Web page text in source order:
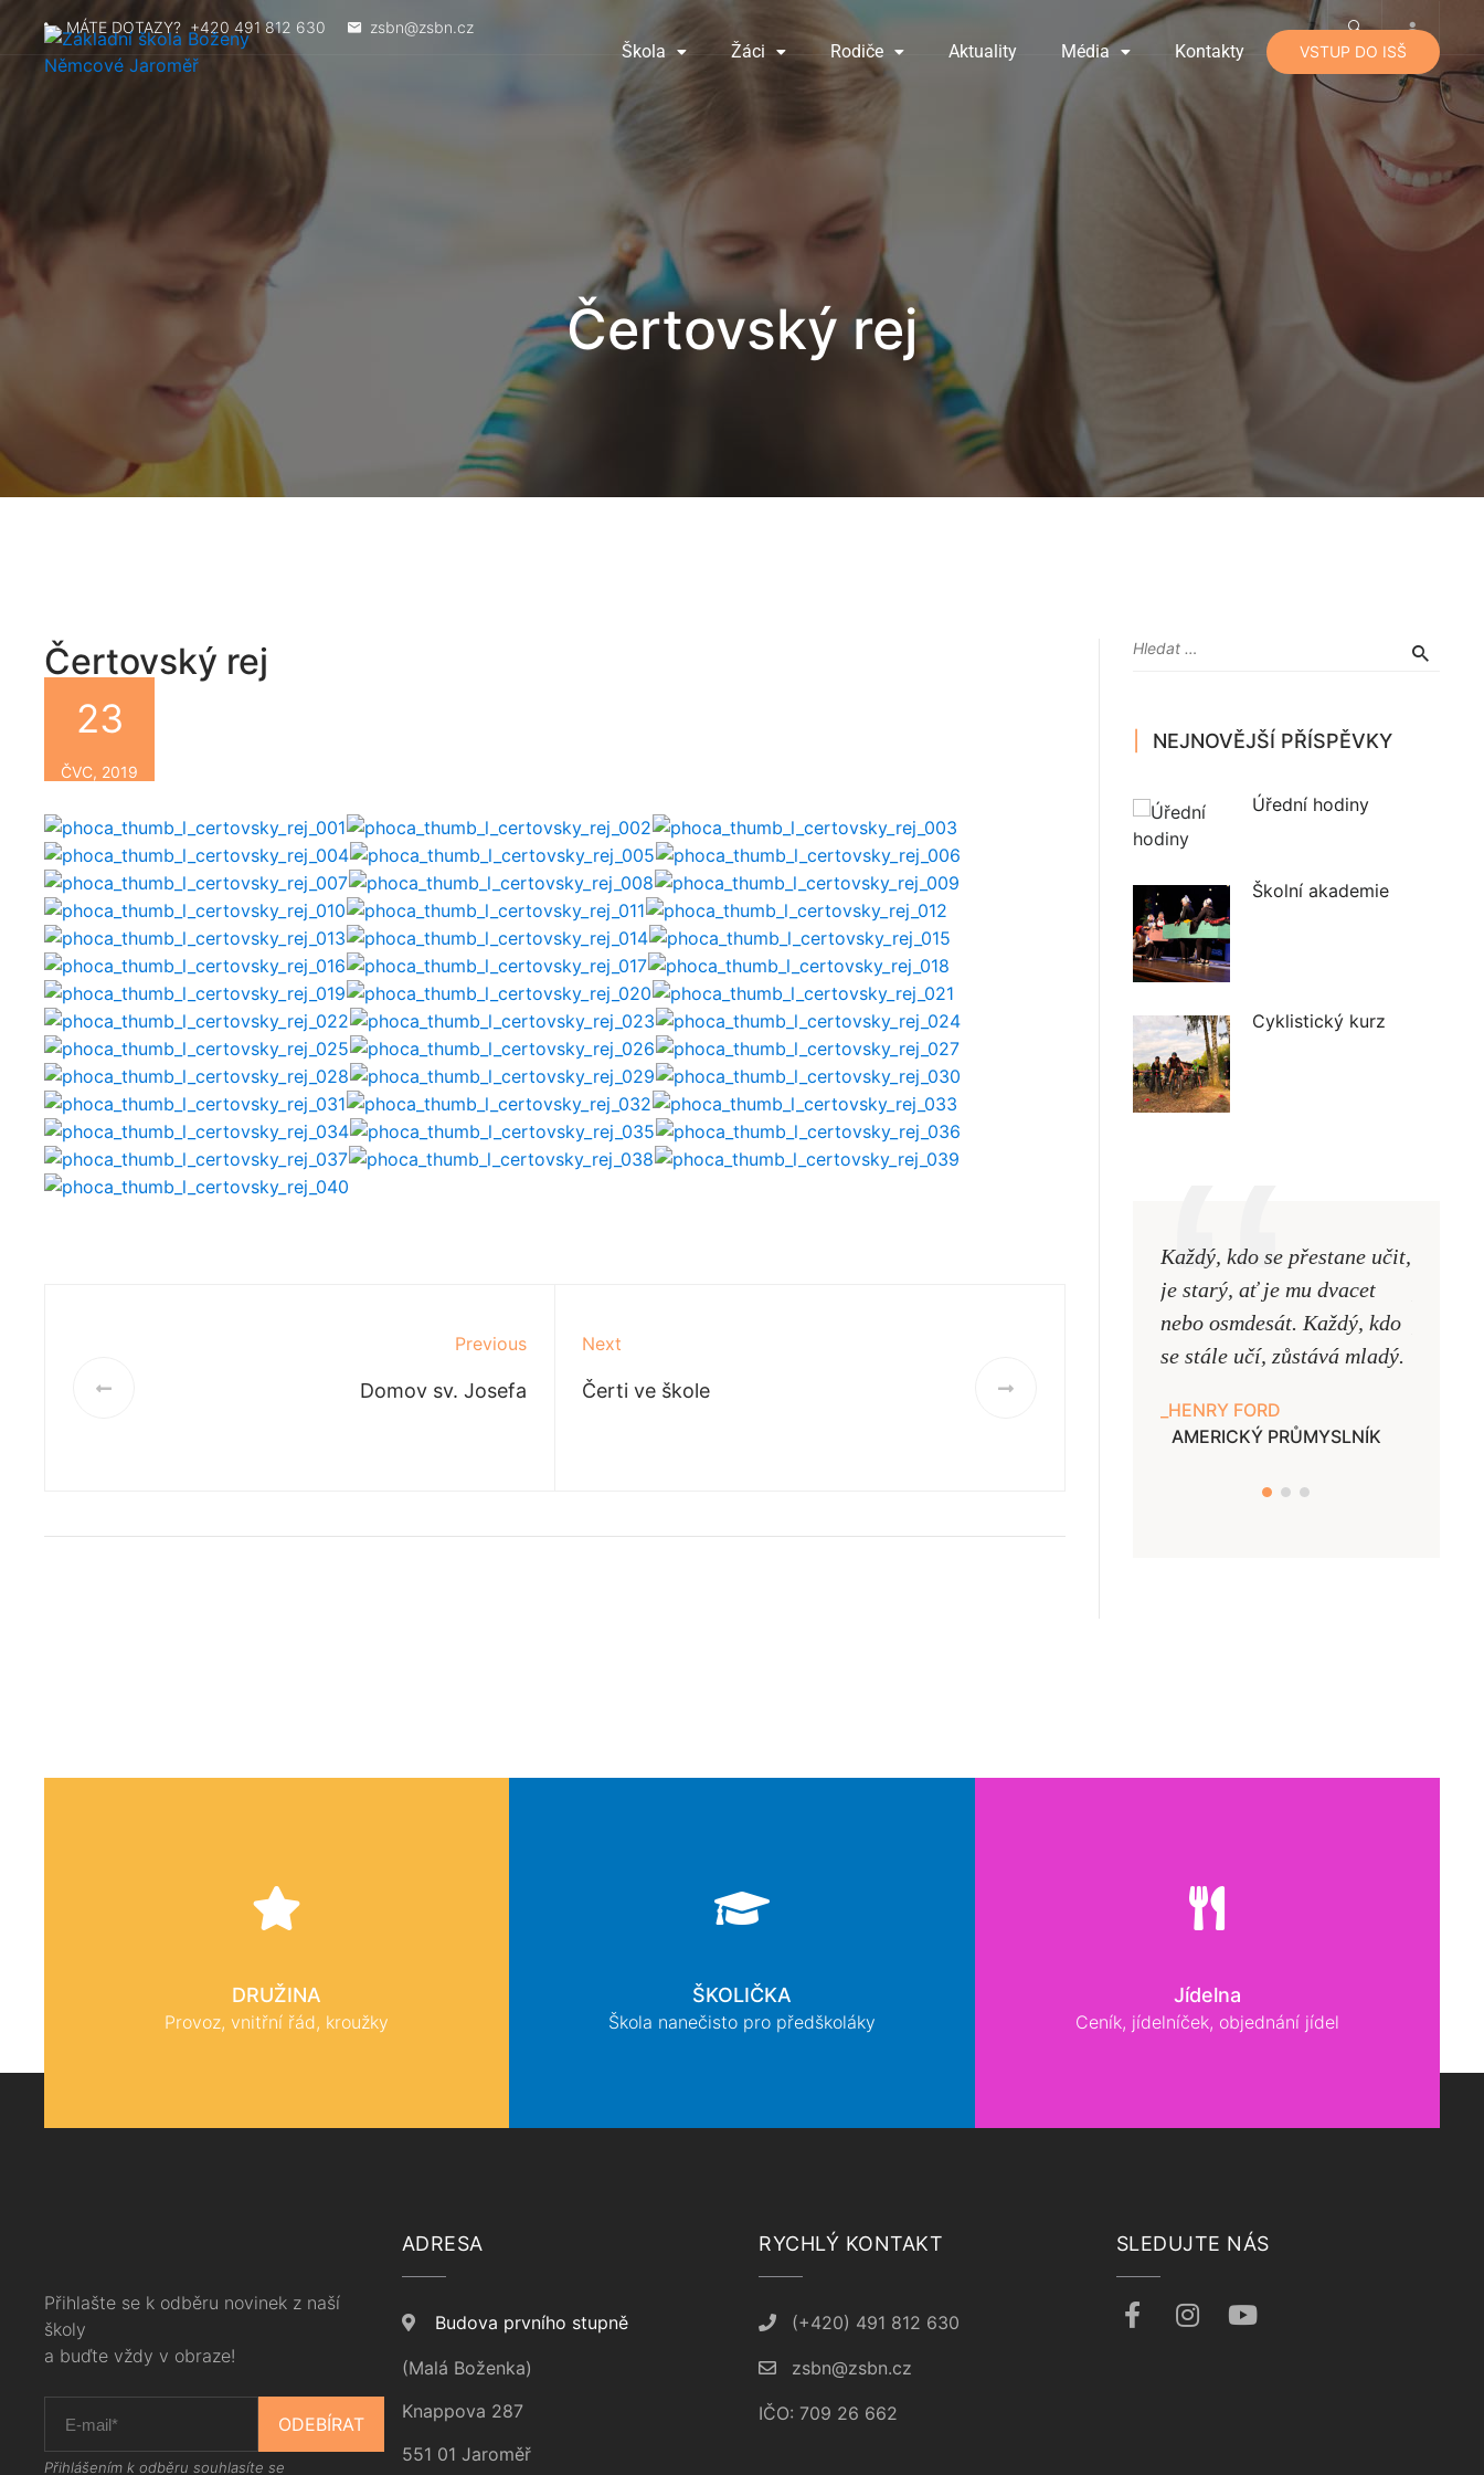
MÁTE DOTAZY? +420 491 812 630 zsbn@zsbn.cz
Škola Žáci Rodiče Aktuality Média Kontakty VSTUP DO ISŠ
Čertovský rej
Čertovský rej
By
23
ČVC, 2019
Previous
Domov sv. Josefa
Next
Čerti ve škole
NEJNOVĚJŠÍ PŘÍSPĚVKY
Úřední hodiny
Školní akademie
Cyklistický kurz
Každý, kdo se přestane učit,
je starý, ať je mu dvacet
nebo osmdesát. Každý, kdo
se stále učí, zůstává mladý.
HENRY FORD
AMERICKÝ PRŮMYSLNÍK
DRUŽINA
Provoz, vnitřní řád, kroužky
ŠKOLIČKA
Škola nanečisto pro předškoláky
Jídelna
Ceník, jídelníček, objednání jídel
Přihlašte se k odběru novinek z naší
školy
a buďte vždy v obraze!
ODEBÍRAT
Přihlášením k odběru souhlasíte se
ADRESA
Budova prvního stupně
(Malá Boženka)
Knappova 287
551 01 Jaroměř
RYCHLÝ KONTAKT
(+420) 491 812 630
zsbn@zsbn.cz
IČO: 709 26 662
SLEDUJTE NÁS